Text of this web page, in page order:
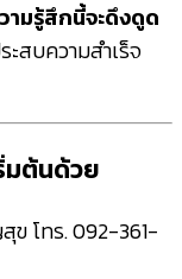
ามรู้สึกนี้จะดึงดูด
สบความสำเร็จ
มต้นด้วย
ข โทร. 092-361-